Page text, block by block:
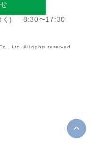
く)
8:30〜17:30
Ltd. All rights reserved.